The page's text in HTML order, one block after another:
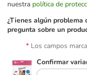
nuestra política de
¿Tienes algún problema
pregunta sobre un
Los campos
Confirmar